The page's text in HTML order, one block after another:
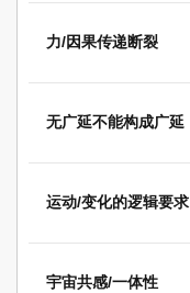
力/因果传递断裂
无广延不能构成广延
运动/变化的逻辑要求
宇宙共感/一体性